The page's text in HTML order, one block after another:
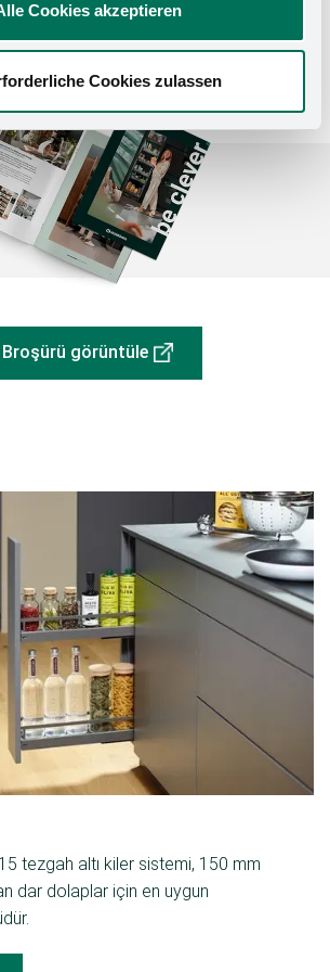
Cookies akzeptieren
Cookies zulassen
Broşürü görüntüle
tezgah altı kiler sistemi, 150 mm
dar dolaplar için en uygun